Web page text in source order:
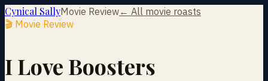
Cynical SallyMovie Review← All movie roasts
🎬 Movie Review
I Love Boosters